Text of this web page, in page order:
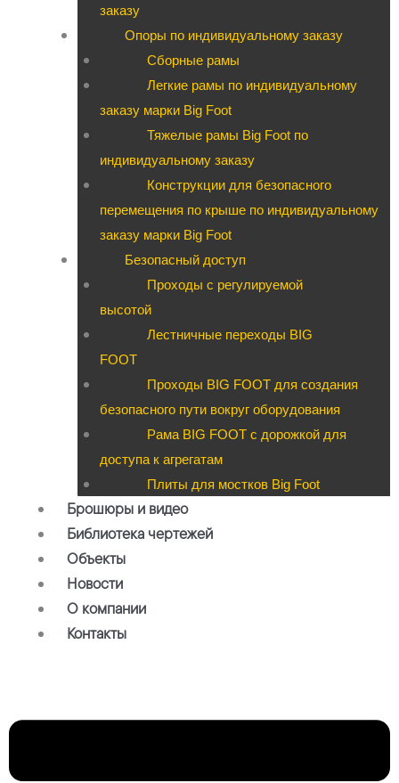
заказу
Опоры по индивидуальному заказу
Сборные рамы
Легкие рамы по индивидуальному
заказу марки Big Foot
Тяжелые рамы Big Foot по
индивидуальному заказу
Конструкции для безопасного
перемещения по крыше по индивидуальному
заказу марки Big Foot
Безопасный доступ
Проходы с регулируемой
высотой
Лестничные переходы BIG
FOOT
Проходы BIG FOOT для создания
безопасного пути вокруг оборудования
Рама BIG FOOT с дорожкой для
доступа к агрегатам
Плиты для мостков Big Foot
Брошюры и видео
Библиотека чертежей
Объекты
Новости
О компании
Контакты